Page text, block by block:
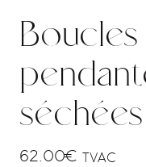
Boucles
62.00€ TVAC